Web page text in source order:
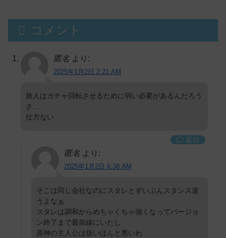
コメント
匿名 より:
2025年1月2日 2:21 AM
旅人はガチャ回転させるために弱い必要があるんだろう
さ…
仕方ない
返信
匿名 より:
2025年1月2日 6:38 AM
そこは同じ会社なのにスタレとずいぶんスタンス違
うよなぁ
スタレは調和からめちゃくちゃ強くなってバージョ
ン終了まで最前線にいたし
原神の主人公は扱いほんと悪いわ